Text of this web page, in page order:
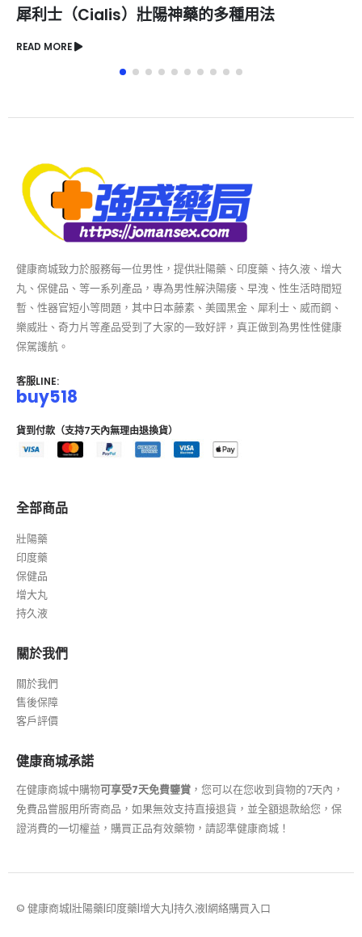
多種用法 樂威壯使用前必須諮詢醫生
健康商城致力於服務每一位男性，提供壯陽藥、印度藥、持久液、增大
丸、保健品、等一系列產品，專為男性解決陽痿、早洩、性生活時間短
暫、性器官短小等問題，其中日本藤素、美國黑金、犀利士、威而鋼、
樂威壯、奇力片等產品受到了大家的一致好評，真正做到為男性性健康
保駕護航。
客服LINE:
buy518
貨到付款（支持7天內無理由退換貨）
全部商品
壯陽藥
印度藥
保健品
增大丸
持久液
關於我們
關於我們
售後保障
客戶評價
健康商城承諾
在健康商城中購物可享受7天免費鑒賞 ，您可以在您收到貨物的7天內，
免費品嘗服用所寄商品，如果無效支持直接退貨，並全額退款給您，保
證消費的一切權益，購買正品有效藥物，請認準健康商城！
© 健康商城|壯陽藥|印度藥|增大丸|持久液|網絡購買入口